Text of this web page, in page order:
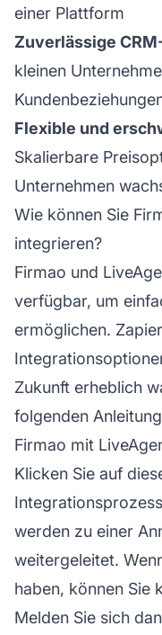
einer Plattform
Zuverlässige
kleinen
Flexible und
Skalierbare
Unternehmen
Wie können Sie
integrieren?
Firmao und
verfügbar, um
ermöglichen.
Zukunft erheblich
folgenden
Firmao mit
Klicken Sie auf
werden zu einer
weitergeleitet.
haben, können Sie
Melden Sie sich